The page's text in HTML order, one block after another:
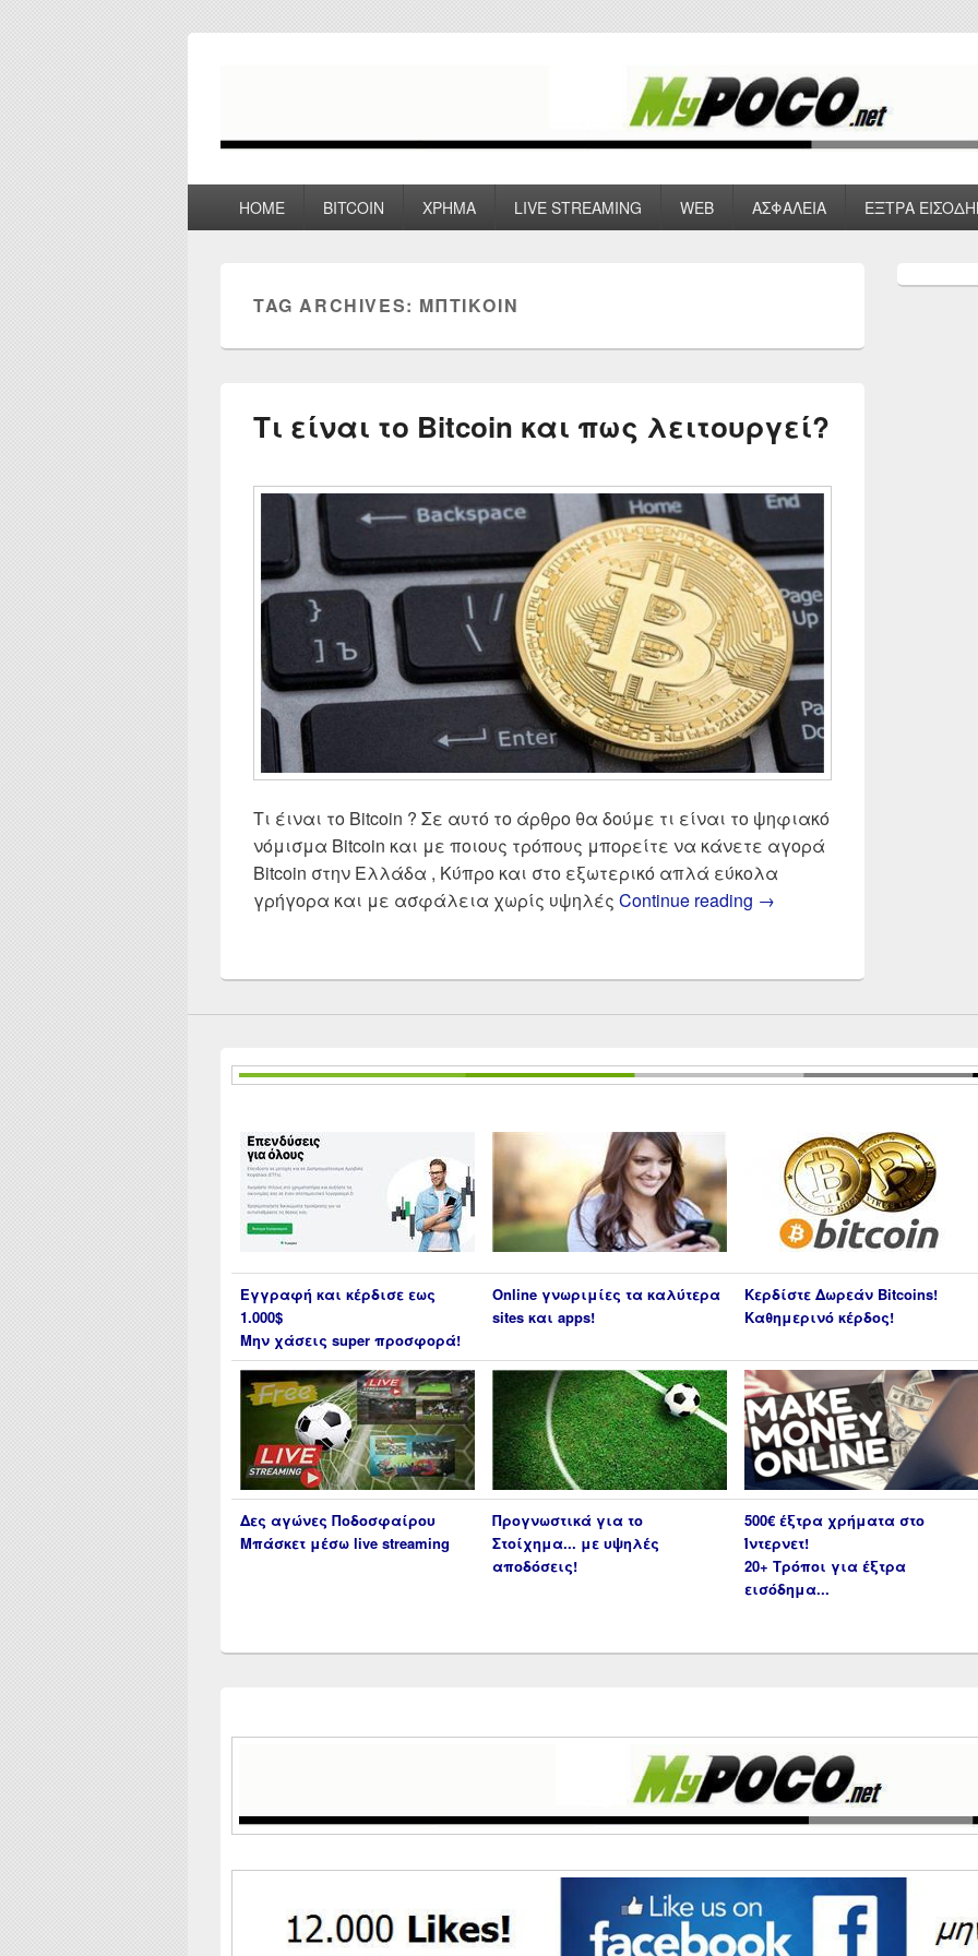
HOME BITCOIN ΧΡΗΜΑ LIVE STREAMING WEB ΑΣΦΑΛΕΙΑ ΕΞΤΡΑ
TAG ARCHIVES: ΜΠΤΙΚΟΙΝ
Τι είναι το Bitcoin και πως λειτουργεί?
Τι έιναι το Bitcoin ? Σε αυτό το άρθρο θα δούμε τι είναι το ψηφιακό
νόμισμα Bitcoin και με ποιους τρόπους μπορείτε να κάνετε αγορά
Bitcoin στην Ελλάδα , Κύπρο και στο εξωτερικό απλά εύκολα
γρήγορα και με ασφάλεια χωρίς υψηλές Continue reading Τι είναι το Bitcoin και πως
→
Sidebar
Εγγραφή και κέρδισε εως
1.000$
Μην χάσεις super προσφορά!
Online γνωριμίες τα καλύτερα
sites και apps!
Κερδίστε Δωρεάν Bitcoins!
Καθημερινό κέρδος!
Δες αγώνες Ποδοσφαίρου
Μπάσκετ μέσω live streaming
Προγνωστικά για το
Στοίχημα... με υψηλές
αποδόσεις!
500€ έξτρα χρήματα στο
Ίντερνετ!
20+ Τρόποι για έξτρα
εισόδημα...